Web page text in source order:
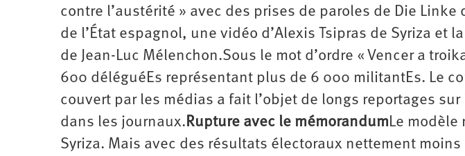
contre l’austérité » avec des prises de paroles de Die Linke
de l’État espagnol, une vidéo d’Alexis Tsipras de Syriza et
de Jean-Luc Mélenchon.Sous le mot d’ordre « Vencer a
600 déléguéEs représentant plus de 6 000 militantEs. Le
couvert par les médias a fait l’objet de longs reportages
dans les journaux.Rupture avec le mémorandumLe modèle
Syriza. Mais avec des résultats électoraux nettement